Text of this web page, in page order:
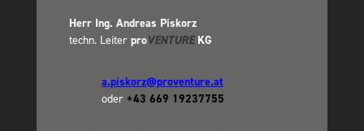
Herr Ing. Andreas Piskorz
techn. Leiter proVENTUREKG
a.piskorz@proventure.at
oder +43 669 19237755